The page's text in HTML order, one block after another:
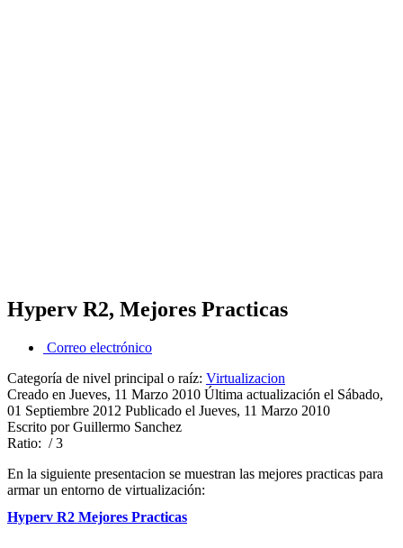
Hyperv R2, Mejores Practicas
Correo electrónico
Categoría de nivel principal o raíz: Virtualizacion
Creado en Jueves, 11 Marzo 2010 Última actualización el Sábado,
01 Septiembre 2012 Publicado el Jueves, 11 Marzo 2010
Escrito por Guillermo Sanchez
Ratio: / 3
En la siguiente presentacion se muestran las mejores practicas para
armar un entorno de virtualización:
Hyperv R2 Mejores Practicas